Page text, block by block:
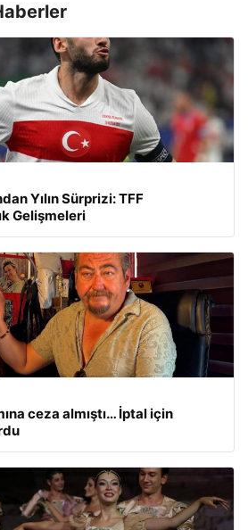
Yılın Sürprizi: TFF
Gelişmeleri
ceza almıştı… İptal için